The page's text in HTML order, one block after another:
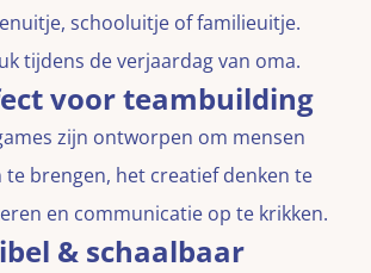
schooluitje of familieuitje.
tijdens de verjaardag van oma.
voor teambuilding
zijn ontworpen om mensen
te brengen, het creatief denken te
en communicatie op te krikken.
& schaalbaar